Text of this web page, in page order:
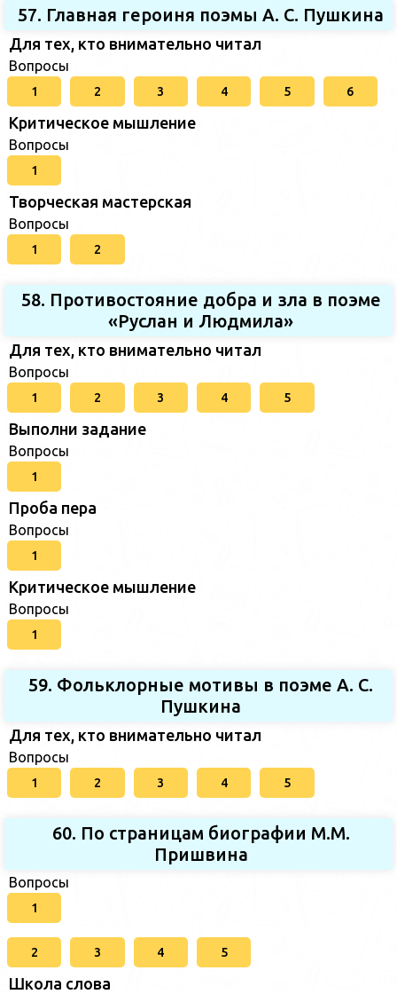
57. Главная героиня поэмы А. С. Пушкина
Для тех, кто внимательно читал
Вопросы
1 2 3 4 5 6
Критическое мышление
Вопросы
1
Творческая мастерская
Вопросы
1 2
58. Противостояние добра и зла в поэме
«Руслан и Людмила»
Для тех, кто внимательно читал
Вопросы
1 2 3 4 5
Выполни задание
Вопросы
1
Проба пера
Вопросы
1
Критическое мышление
Вопросы
1
59. Фольклорные мотивы в поэме А. С.
Пушкина
Для тех, кто внимательно читал
Вопросы
1 2 3 4 5
60. По страницам биографии М.М.
Пришвина
Вопросы
1
2 3 4 5
Школа слова